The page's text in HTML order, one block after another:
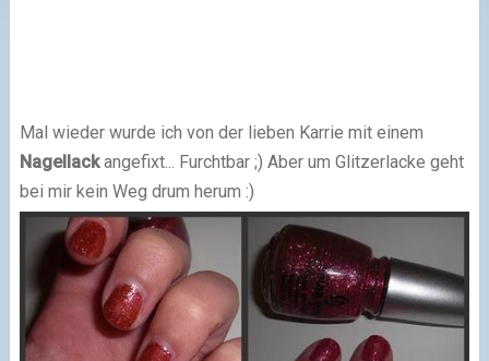
Mal wieder wurde ich von der lieben Karrie mit einem
Nagellackangefixt... Furchtbar ;) Aber um Glitzerlacke geht
bei mir kein Weg drum herum :)